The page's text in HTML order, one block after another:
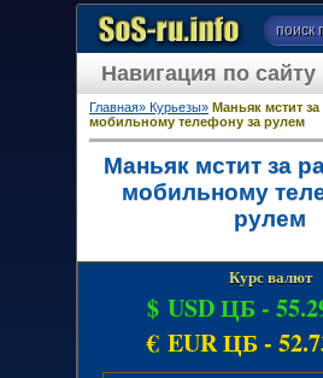
Главная» Курьезы» Маньяк мстит
мобильному телефону за рулем
Маньяк мстит за
мобильному
рулем
Курс валют
$ USD ЦБ -
€ EUR ЦБ -
Навигация по сайту